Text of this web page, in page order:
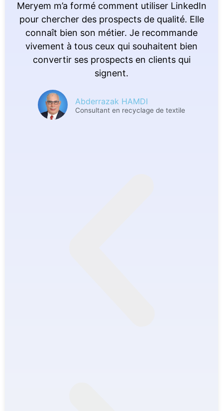
Meryem m’a formé comment utiliser LinkedIn
pour chercher des prospects de qualité. Elle
connaît bien son métier. Je recommande
vivement à tous ceux qui souhaitent bien
convertir ses prospects en clients qui
signent.
Abderrazak HAMDI
Consultant en recyclage de textile